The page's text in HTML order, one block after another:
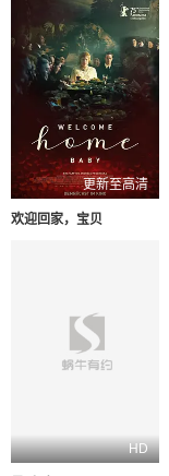
更新至高清
欢迎回家，宝贝
HD